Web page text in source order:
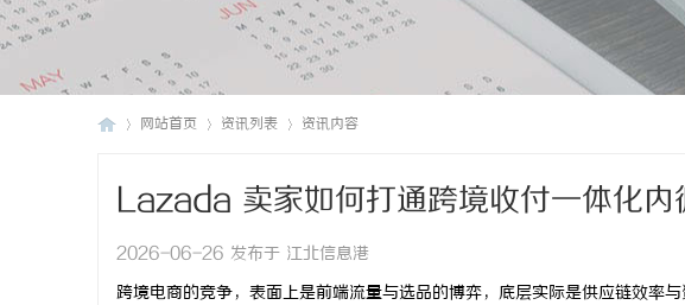
网站首页 资讯列表 资讯内容
Lazada 卖家如何打通跨境收付一体化内
2026-06-26 发布于 江北信息港
跨境电商的竞争，表面上是前端流量与选品的博弈，底层实际是供应链效率